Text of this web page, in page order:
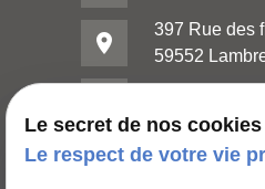
place
397 Rue des
59552
Le secret de nos cookies
Le respect de votre vie